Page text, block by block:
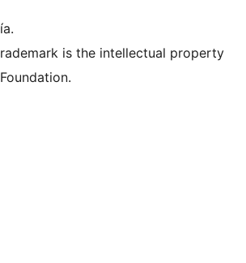
is the intellectual property